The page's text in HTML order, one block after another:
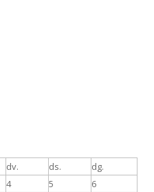
dv. ds. dg.
4 5
6